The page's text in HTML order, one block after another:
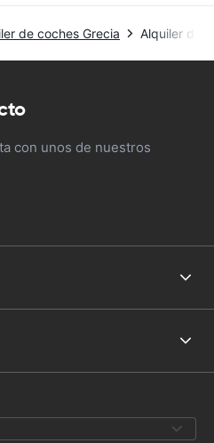
de coches Grecia Alquiler de
con unos de nuestros